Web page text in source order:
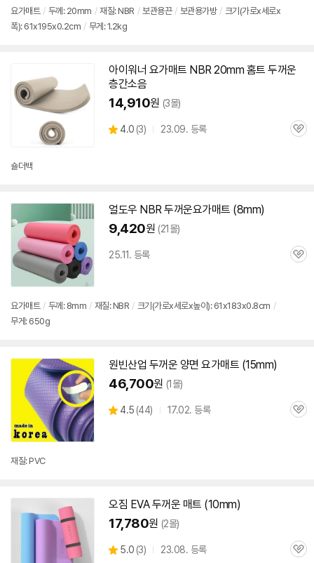
요가매트 / 두께: 20mm / 재질: NBR / 보관용끈 / 보관용가방 / 크기(가로x세로x
폭): 61x195x0.2cm / 무게: 1.2kg
아이워너 요가매트 NBR 20mm 홈트 두꺼운
층간소음
14,910원 (3몰)
별
4.0 (상
3) 23.09. 등록
관
숄더백
얼도우 NBR두꺼운요가매트 (8mm)
9,420원 (21몰)
25.11. 등록
관
요가매트 / 두께: 8mm / 재질: NBR / 크기(가로x세로x높이): 61x183x0.8cm /
무게: 650g
원빈산업 두꺼운 양면 요가매트 (15mm)
46,700원 (1몰)
별
4.5 (상
44) 17.02. 등록
관
재질: PVC
오짐 EVA두꺼운 매트 (10mm)
17,780원 (2몰)
별
5.0 (상
3) 23.08. 등록
관